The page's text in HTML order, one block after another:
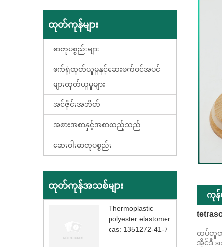
ထုတ်ကုန်များ
ဓာတုပစ္စည်းများ
စက်ရုံထုတ်ယူမှုနှင့်ဆေးဖက်ဝင်အပင်
များထုတ်ယူမှုများ
အင်ဇိုင်းအဘိတ်
အစားအစာနှင့်အစာထည့်သည်
ဆေးဝါးဓာတုပစ္စည်း
ထုတ်ကုန်အသစ်များ
Thermoplastic
polyester elastomer
cas: 1351272-41-7
ကုန်
ထပ်တူထ
အိုင်ဒီ